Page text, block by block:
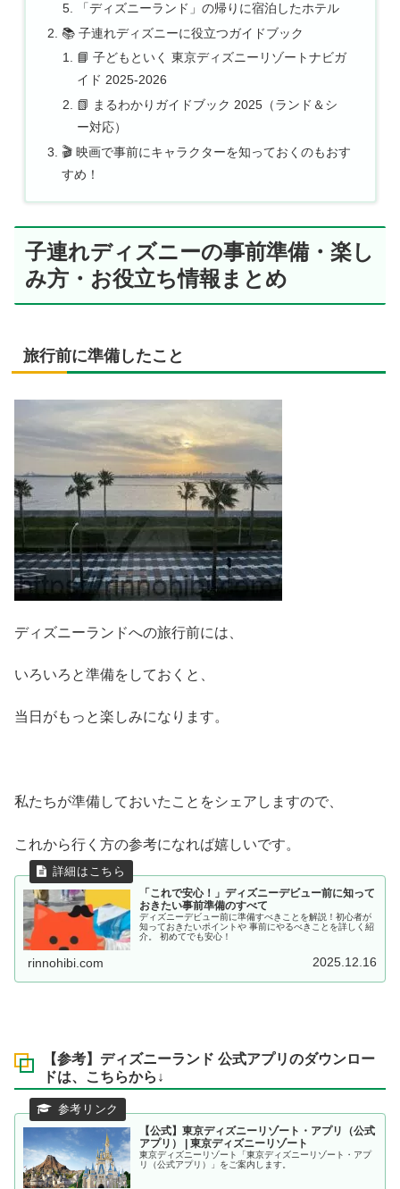
「ディズニーランド」の帰りに宿泊したホテル
📚 子連れディズニーに役立つガイドブック
📘 子どもといく 東京ディズニーリゾートナビガ
イド 2025-2026
📗 まるわかりガイドブック 2025（ランド＆シ
ー対応）
🎬 映画で事前にキャラクターを知っておくのもおす
すめ！
子連れディズニーの事前準備・楽し
み方・お役立ち情報まとめ
旅行前に準備したこと
ディズニーランドへの旅行前には、
いろいろと準備をしておくと、
当日がもっと楽しみになります。
私たちが準備しておいたことをシェアしますので、
これから行く方の参考になれば嬉しいです。
「これで安心！」ディズニーデビュー前に知って
おきたい事前準備のすべて
ディズニーデビュー前に準備すべきことを解説！初心者が
知っておきたいポイントや 事前にやるべきことを詳しく紹
介。 初めてでも安心！
rinnohibi.com 2025.12.16
【参考】ディズニーランド 公式アプリのダウンロー
ドは、こちらから↓
【公式】東京ディズニーリゾート・アプリ（公式
アプリ） | 東京ディズニーリゾート
東京ディズニーリゾート「東京ディズニーリゾート・アプ
リ（公式アプリ）」をご案内します。